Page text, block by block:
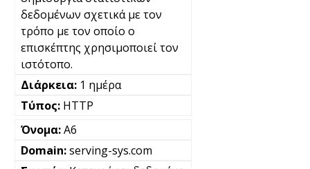
δεδομένων σχετικά με τον
τρόπο με τον οποίο ο
επισκέπτης χρησιμοποιεί τον
ιστότοπο.
1 ημέρα
HTTP
A6
serving-sys.com